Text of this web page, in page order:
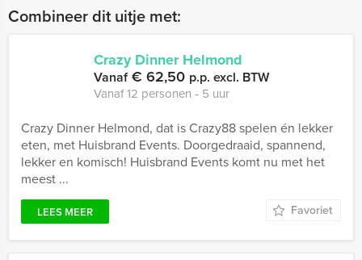
Combineer dit uitje met:
Crazy Dinner Helmond
Vanaf€ 62,50 p.p. excl. BTW
Vanaf 12 personen ‐ 5 uur
Crazy Dinner Helmond, dat is Crazy88 spelen én lekker
eten, met Huisbrand Events. Doorgedraaid, spannend,
lekker en komisch! Huisbrand Events komt nu met het
meest ...
LEES MEER Favoriet